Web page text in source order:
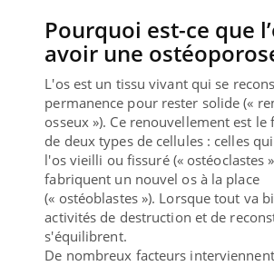
Pourquoi est-ce que
avoir une
L'os est un tissu vivant qui se
permanence pour rester solide («
osseux »). Ce renouvellement est
de deux types de cellules : celles
l'os vieilli ou fissuré (« ostéoclastes
fabriquent un nouvel os à la place
(« ostéoblastes »). Lorsque tout va
activités de destruction et de
s'équilibrent.
De nombreux facteurs